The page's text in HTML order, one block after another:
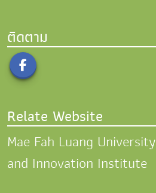
ติดตาม
Relate Website
Mae Fah Luang University
and Innovation Institute